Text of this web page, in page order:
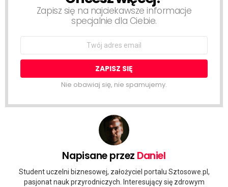
Zapisz się na najciekawsze informacje
specjalnie dla Ciebie.
Email
Nie obawiaj się, nie spamujemy.
Napisane przez Daniel
Student uczelni biznesowej, założyciel portalu Sztosowe.pl,
pasjonat nauk przyrodniczych. Interesujący się zdrowym